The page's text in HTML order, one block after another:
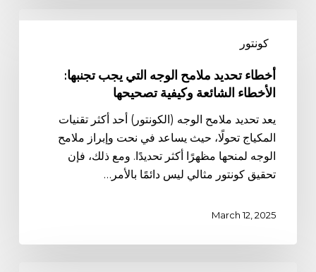
الوجه
تجنبها:
الأخطاء
الشائعة
وكيفية
كونتور
أخطاء تحديد ملامح الوجه التي يجب تجنبها:
الأخطاء الشائعة وكيفية تصحيحها
يعد تحديد ملامح الوجه (الكونتور) أحد أكثر تقنيات
المكياج تحولًا، حيث يساعد في نحت وإبراز ملامح
الوجه لمنحها مظهرًا أكثر تحديدًا. ومع ذلك، فإن
تحقيق كونتور مثالي ليس دائمًا بالأمر…
March 12, 2025